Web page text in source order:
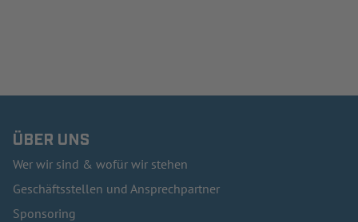
ÜBER UNS
Wer wir sind & wofür wir stehen
Geschäftsstellen und Ansprechpartner
Sponsoring